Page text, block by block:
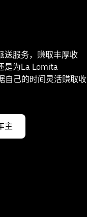
送服务，赚取丰厚收
是为La Lomita
自己的时间灵活赚取收
主